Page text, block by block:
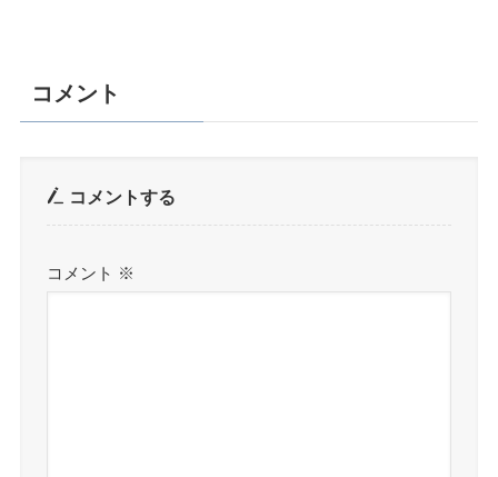
コメント
コメントする
コメント ※